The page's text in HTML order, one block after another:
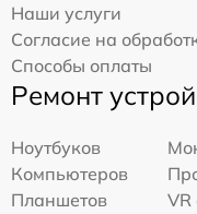
Наши услуги
Согласие на
Способы оплаты
Ремонт
Ноутбуков
Компьютеров
Планшетов
VR